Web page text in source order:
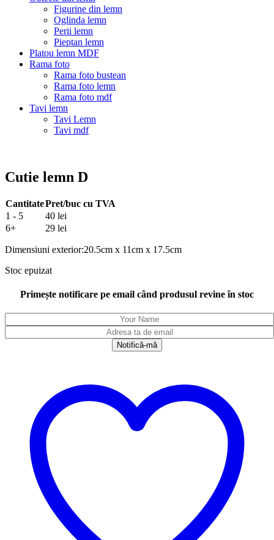
Figurine din lemn
Oglinda lemn
Perii lemn
Pieptan lemn
Platou lemn MDF
Rama foto
Rama foto bustean
Rama foto lemn
Rama foto mdf
Tavi lemn
Tavi Lemn
Tavi mdf
Cutie lemn D
CantitatePret/buc cu TVA
1 - 5
40 lei
6+
29 lei
Dimensiuni exterior:20.5cm x 11cm x 17.5cm
Stoc epuizat
Primește notificare pe email când produsul revine în stoc